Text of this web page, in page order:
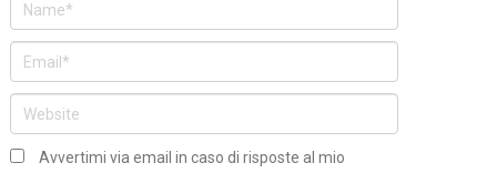
Avvertimi via email in caso di risposte al mio